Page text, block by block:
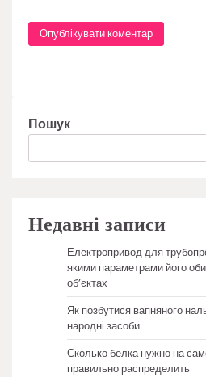
Пошук
Недавні записи
Електропривод для
якими параметрами його
об’єктах
Як позбутися вапняного
народні засоби
Сколько белка нужно на
правильно распределить